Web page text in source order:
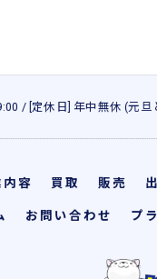
/ [定休日] 年中無休 (元旦
容 買取 販売
お問い合わせ プ